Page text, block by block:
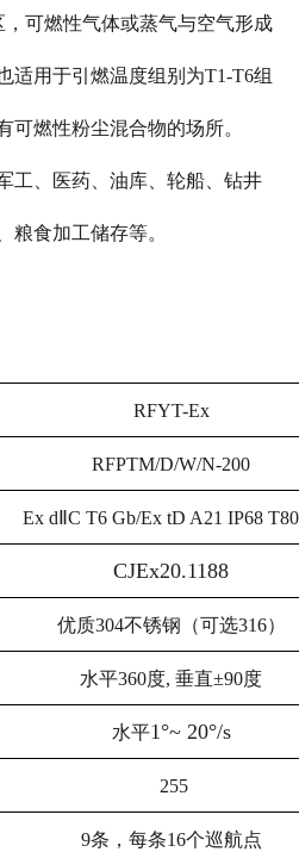
可燃性气体或蒸气与空气形成
适用于引燃温度组别为T1-T6组
可燃性粉尘混合物的场所。
工、医药、油库、轮船、钻井
粮食加工储存等。
RFYT-Ex
RFPTM/D/W/N-200
Ex d ⅡC T6 Gb/Ex tD A21 IP68
CJEx20.1188
优质304不锈钢（可选316）
水平360度, 垂直±90度
水平1°~ 20°/s
255
9条，每条16个巡航点